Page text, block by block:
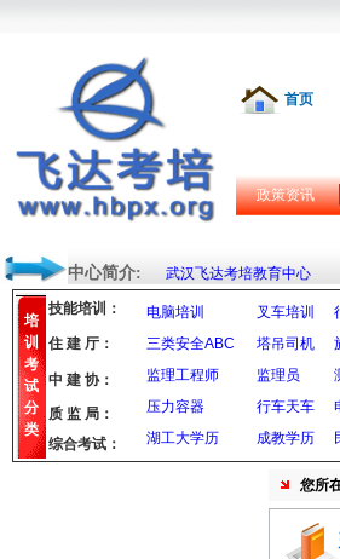
首页
政策资讯
中心简介: 武汉飞达考培教育中心
培
训
考
试
分
类
技能培训： 电脑培训 叉车培训
三类安全ABC
塔吊司机
监理工程师
监理员
压力容器
行车天车
湖工大学历
成教学历
住 建 厅：
中 建 协：
质 监 局：
综合考试：
您所